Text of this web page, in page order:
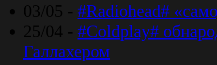
03/05 - #Radiohead#
25/04 - #Coldplay#
Галлахером